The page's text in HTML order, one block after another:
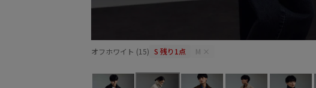
オフホワイト (15) S 残り1点 M ×